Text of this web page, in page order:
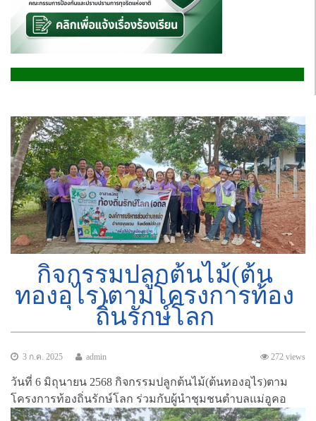
กิจกรรมปลูกต้นไม้(ต้น
ทองอุไร)ตามโครงการท้อง
ถิ่นรักษ์โลก
3 ก.ค. 2025 272 views
admin
วันที่ 6 มิถุนายน 2568 กิจกรรมปลูกต้นไม้(ต้นทองอุไร)ตาม
โครงการท้องถิ่นรักษ์โลก ร่วมกับผู้นำชุมชนตำบลแม่อูคอ